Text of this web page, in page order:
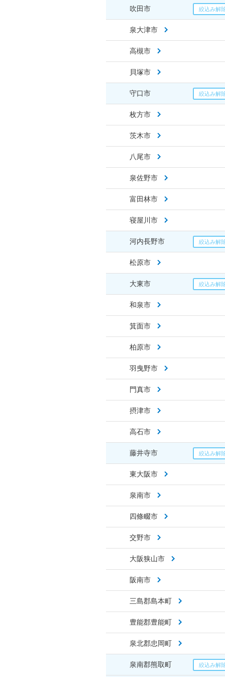
吹田市
泉大津市
高槻市
貝塚市
守口市
枚方市
茨木市
八尾市
泉佐野市
富田林市
寝屋川市
河内長野市
松原市
大東市
和泉市
箕面市
柏原市
羽曳野市
門真市
摂津市
高石市
藤井寺市
東大阪市
泉南市
四條畷市
交野市
大阪狭山市
阪南市
三島郡島本町
豊能郡豊能町
泉北郡忠岡町
泉南郡熊取町